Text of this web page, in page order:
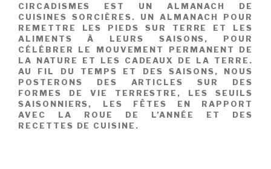
CIRCADISMES EST UN ALMANACH DE
CUISINES SORCIÈRES. UN ALMANACH POUR
REMETTRE LES PIEDS SUR TERRE ET LES
ALIMENTS À LEURS SAISONS, POUR
CÉLÉBRER LE MOUVEMENT PERMANENT DE
LA NATURE ET LES CADEAUX DE LA TERRE.
AU FIL DU TEMPS ET DES SAISONS, NOUS
POSTERONS DES ARTICLES SUR DES
FORMES DE VIE TERRESTRE, LES SEUILS
SAISONNIERS, LES FÊTES EN RAPPORT
AVEC LA ROUE DE L’ANNÉE ET DES
RECETTES DE CUISINE.